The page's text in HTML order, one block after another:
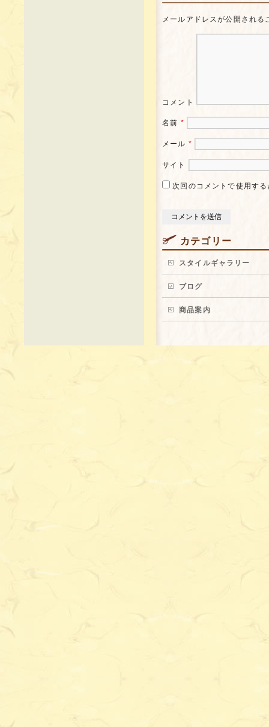
メールアドレスが公開される
コメント
名前 *
メール *
サイト
次回のコメントで使用す
カテゴリー
スタイルギャラリー
ブログ
商品案内